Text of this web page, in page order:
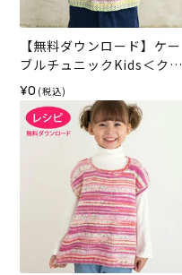
【無料ダウンロード】ケー
ブルチュニックKids＜クレ
ア＞（レシピ）
¥0 (税込)